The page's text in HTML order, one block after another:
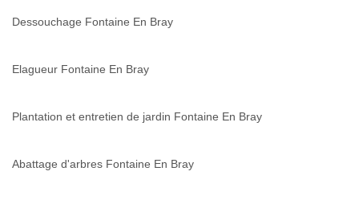
Dessouchage Fontaine En Bray
Elagueur Fontaine En Bray
Plantation et entretien de jardin Fontaine En Bray
Abattage d'arbres Fontaine En Bray